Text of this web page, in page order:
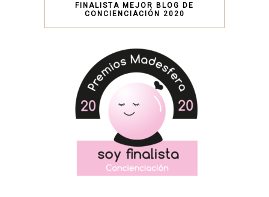
FINALISTA MEJOR BLOG DE
CONCIENCIACIÓN 2020